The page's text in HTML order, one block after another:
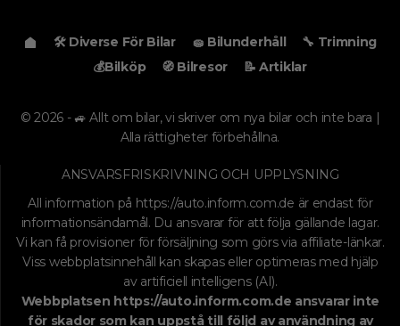
🛠️ Diverse För Bilar 🧽 Bilunderhåll
🔧 Trimning
💰Bilköp
🧭 Bilresor 📝 Artiklar
© 2026 - 🚙 Allt om bilar, vi skriver om nya bilar och inte bara |
Alla rättigheter förbehållna.
ANSVARSFRISKRIVNING OCH UPPLYSNING
All information på https://auto.inform.com.de är endast för
informationsändamål. Du ansvarar för att följa gällande lagar.
Vi kan få provisioner för försäljning som görs via affiliate-länkar.
Viss webbplatsinnehåll kan skapas eller optimeras med hjälp
av artificiell intelligens (AI).
Webbplatsen https://auto.inform.com.de ansvarar inte
för skador som kan uppstå till följd av användning av